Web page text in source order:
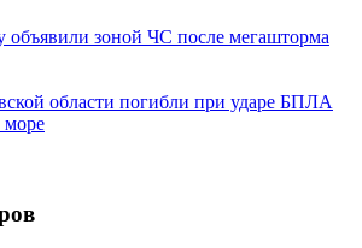
объявили зоной ЧС после мегашторма
области погибли при ударе БПЛА
море